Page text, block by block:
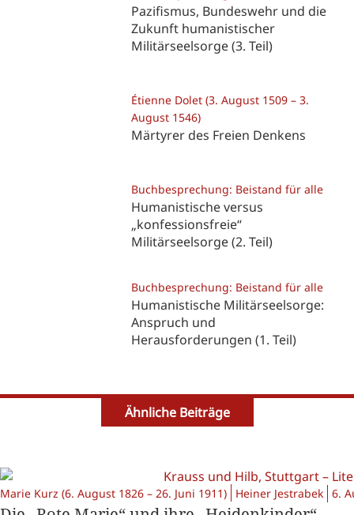
Pazifismus, Bundeswehr und die
Zukunft humanistischer
Militärseelsorge (3. Teil)
Étienne Dolet (3. August 1509 – 3.
August 1546)
Märtyrer des Freien Denkens
Buchbesprechung: Beistand für alle
Humanistische versus
„konfessionsfreie“
Militärseelsorge (2. Teil)
Buchbesprechung: Beistand für alle
Humanistische Militärseelsorge:
Anspruch und
Herausforderungen (1. Teil)
Ähnliche Beiträge
Marie Kurz (6. August 1826 – 26. Juni 1911) Heiner Jestrabek 6.